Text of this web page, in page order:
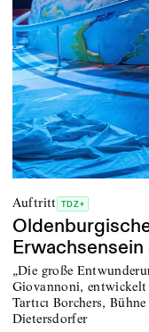
Auftritt TDZ+
„Die große
Giovannoni,
Tartıcı Borchers,
Dietersdorfer